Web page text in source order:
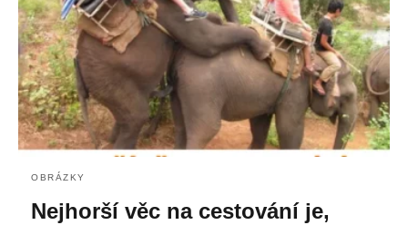
OBRÁZKY
Nejhorší věc na cestování je,